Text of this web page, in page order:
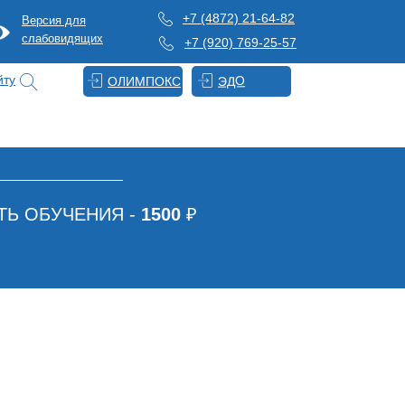
+7 (920) 769-25-57
Версия для
слабовидящих
+7 (4872) 21-64-82
ОЛИМПОКС ЭДО
ОБУЧЕНИЯ - 1500 ₽